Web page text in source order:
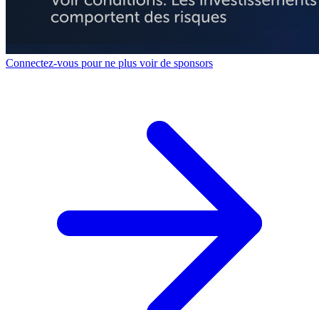
Connectez-vous pour ne plus voir de sponsors